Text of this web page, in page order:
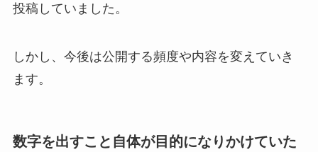
投稿していました。
しかし、今後は公開する頻度や内容を変えていき
ます。
数字を出すこと自体が目的になりかけていた